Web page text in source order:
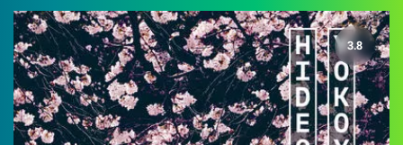
3.8